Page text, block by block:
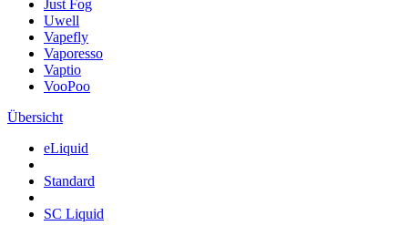
Just Fog
Uwell
Vapefly
Vaporesso
Vaptio
VooPoo
Übersicht
eLiquid
Standard
SC Liquid